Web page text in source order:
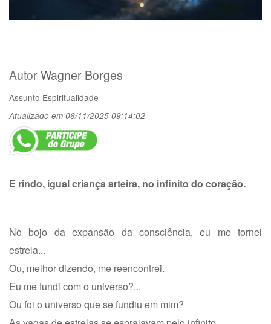
AutorWagner Borges
Assunto Espiritualidade
Atualizado em 06/11/2025 09:14:02
E rindo, igual criança arteira, no infinito do coração.
No bojo da expansão da consciência, eu me tornei
estrela...
Ou, melhor dizendo, me reencontrei.
Eu me fundi com o universo?...
Ou foi o universo que se fundiu em mim?